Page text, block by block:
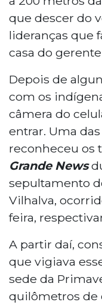
que descer do
lideranças que
casa do
Depois de
com os
câmera do
entrar. Uma
reconheceu os
Grande News
sepultamento
Vilhalva,
feira,
A partir daí,
que vigiava
sede da
quilômetros de